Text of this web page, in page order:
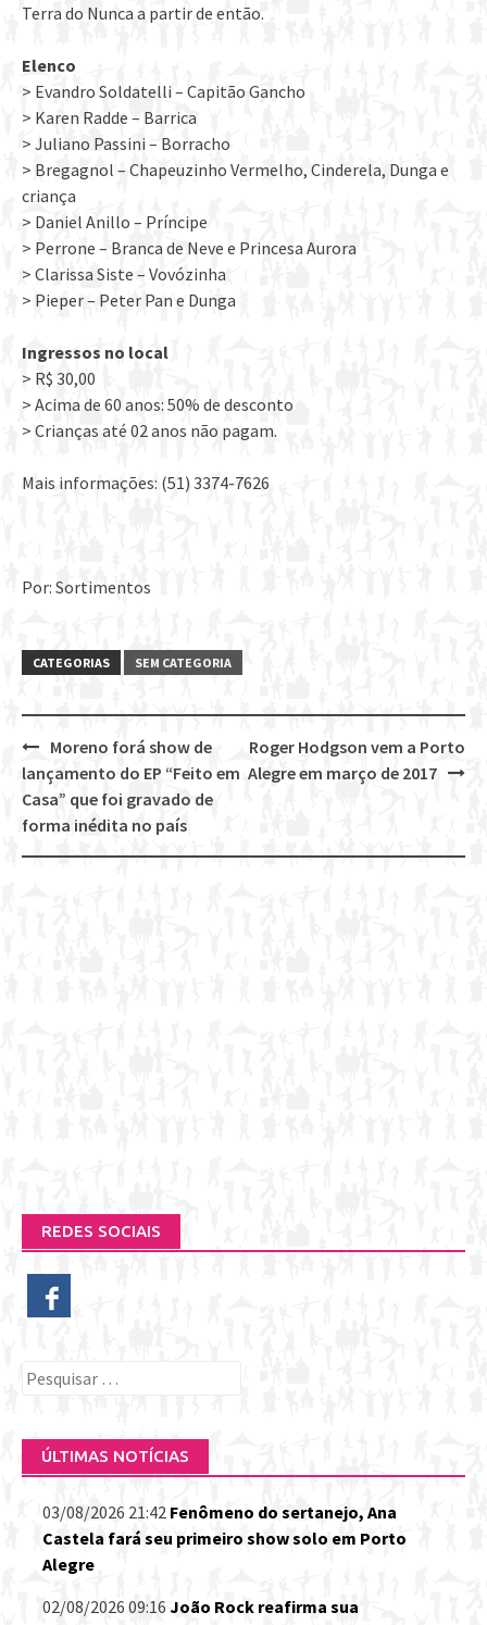
Terra do Nunca a partir de então.
Elenco
> Evandro Soldatelli – Capitão Gancho
> Karen Radde – Barrica
> Juliano Passini – Borracho
> Bregagnol – Chapeuzinho Vermelho, Cinderela, Dunga e
criança
> Daniel Anillo – Príncipe
> Perrone – Branca de Neve e Princesa Aurora
> Clarissa Siste – Vovózinha
> Pieper – Peter Pan e Dunga
Ingressos no local
> R$ 30,00
> Acima de 60 anos: 50% de desconto
> Crianças até 02 anos não pagam.
Mais informações: (51) 3374-7626
Por: Sortimentos
CATEGORIAS SEM CATEGORIA
Post
navigation
Roger Hodgson vem a Porto
Alegre em março de 2017
Moreno forá show de
lançamento do EP “Feito em
Casa” que foi gravado de
forma inédita no país
REDES SOCIAIS
Pesquisar
ÚLTIMAS NOTÍCIAS
03/08/2026 21:42 Fenômeno do sertanejo, Ana
Castela fará seu primeiro show solo em Porto
Alegre
02/08/2026 09:16 João Rock reafirma sua